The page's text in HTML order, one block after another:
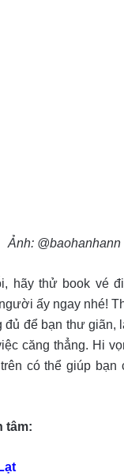
Ảnh: @baohanhann
hãy thử book vé
ấy ngay nhé!
đủ để bạn thư giãn,
căng thẳng. Hi
có thể giúp bạn
tâm: